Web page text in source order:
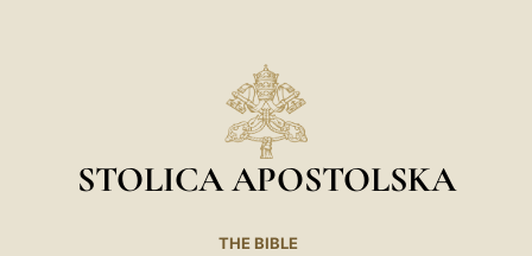
STOLICA APOSTOLSKA
THE BIBLE